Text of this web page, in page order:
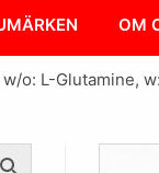
OM
w/o: L-Glutamine,